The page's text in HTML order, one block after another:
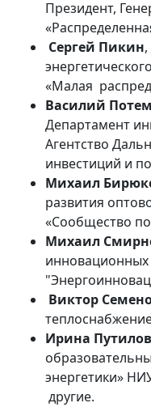
Президент,
Сергей Пикин
«Малая
Василий
Департамент
Агентство
инвестиций и
Михаил
развития
«Сообщество
Михаил
инновационных
Виктор
Ирина
энергетики»
другие.